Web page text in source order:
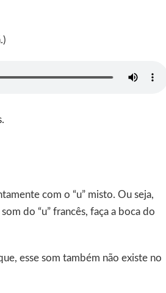
.
com o “u” misto. Ou seja,
do “u” francês, faça a boca do
esse som também não existe no